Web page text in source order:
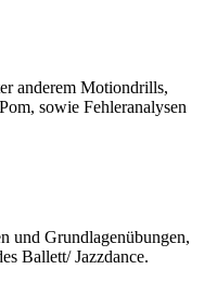
anderem Motiondrills,
sowie Fehleranalysen
und Grundlagenübungen,
Ballett/ Jazzdance.